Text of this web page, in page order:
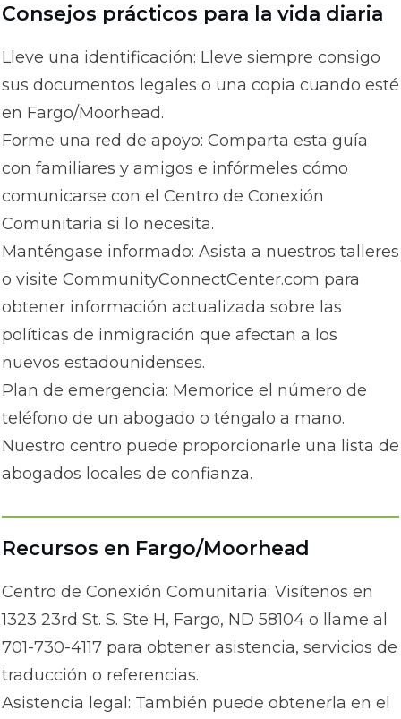
Consejos prácticos para la vida diaria
Lleve una identificación: Lleve siempre consigo
sus documentos legales o una copia cuando esté
en Fargo/Moorhead.
Forme una red de apoyo: Comparta esta guía
con familiares y amigos e infórmeles cómo
comunicarse con el Centro de Conexión
Comunitaria si lo necesita.
Manténgase informado: Asista a nuestros talleres
o visite CommunityConnectCenter.com para
obtener información actualizada sobre las
políticas de inmigración que afectan a los
nuevos estadounidenses.
Plan de emergencia: Memorice el número de
teléfono de un abogado o téngalo a mano.
Nuestro centro puede proporcionarle una lista de
abogados locales de confianza.
Recursos en Fargo/Moorhead
Centro de Conexión Comunitaria: Visítenos en
1323 23rd St. S. Ste H, Fargo, ND 58104 o llame al
701-730-4117 para obtener asistencia, servicios de
traducción o referencias.
Asistencia legal: También puede obtenerla en el